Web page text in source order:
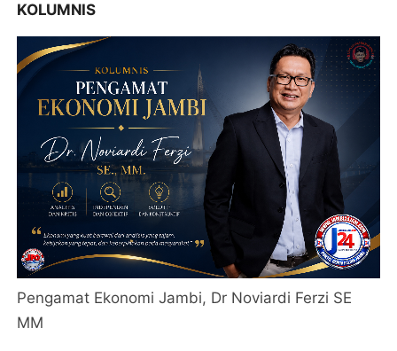
KOLUMNIS
Pengamat Ekonomi Jambi, Dr Noviardi Ferzi SE
MM